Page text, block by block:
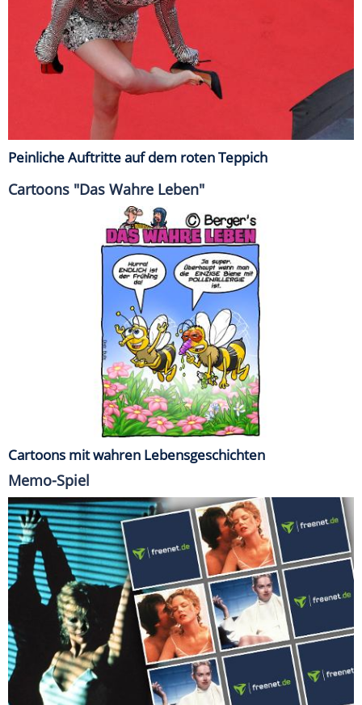
Peinliche Auftritte auf dem roten Teppich
Cartoons "Das Wahre Leben"
Cartoons mit wahren Lebensgeschichten
Memo-Spiel